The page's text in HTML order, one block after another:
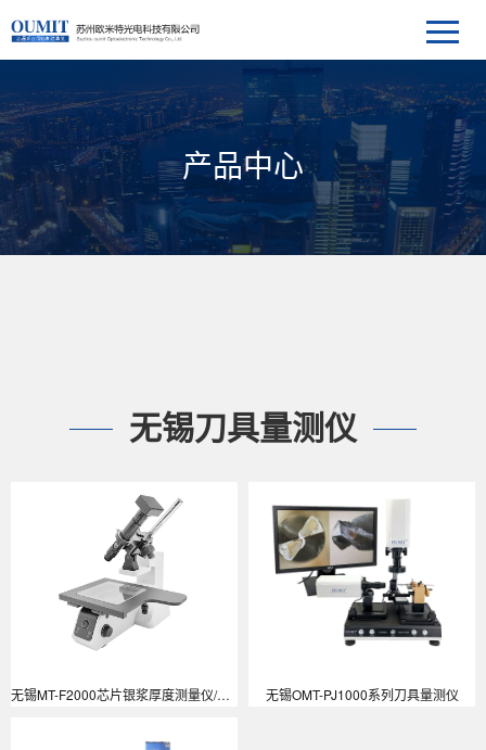
产品中心
无锡刀具量测仪
无锡MT-F2000芯片银浆厚度测量仪/银浆爬坡检测仪/芯片银浆厚度测量仪/银浆Silver Paste高度测试仪/银浆爬坡45度测量显微镜/银浆高度测量系统/银浆爬坡检测仪/斜视测量仪 无锡OMT-PJ1000系列刀具量测仪